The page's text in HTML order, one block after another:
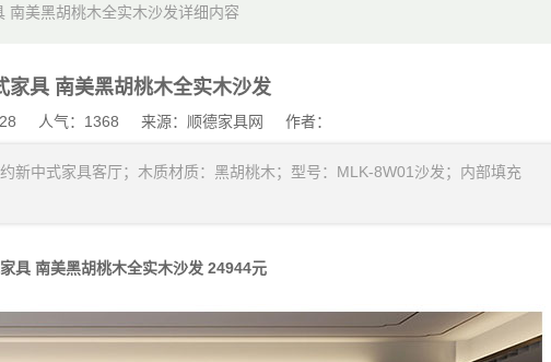
南美黑胡桃木全实木沙发详细内容
家具 南美黑胡桃木全实木沙发
28 人气：1368 来源：顺德家具网 作者：
新中式家具客厅；木质材质：黑胡桃木；型号：MLK-8W01沙发；内部填充
具 南美黑胡桃木全实木沙发 24944元